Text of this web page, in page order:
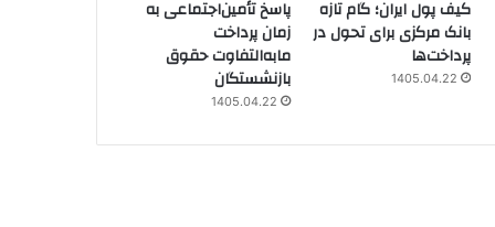
کیف پول ایران؛ گام تازه
بانک مرکزی برای تحول در
پرداخت‌ها
1405.04.22
پاسخ تأمین‌اجتماعی به
زمان پرداخت
مابه‌التفاوت حقوق
بازنشستگان
1405.04.22